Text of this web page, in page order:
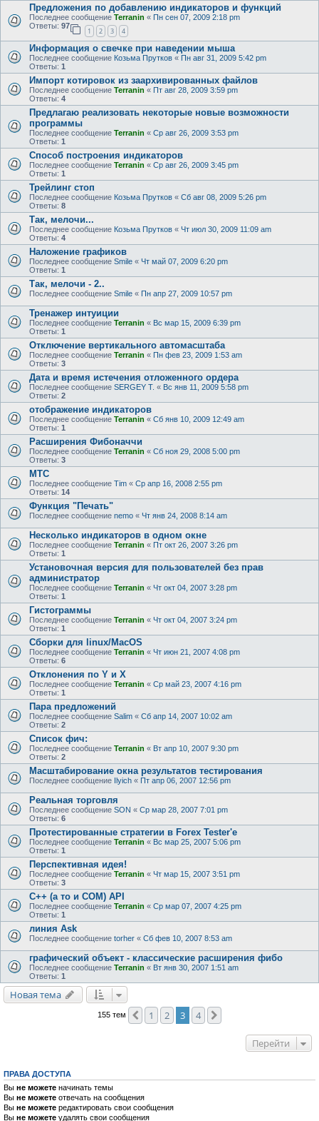
Предложения по добавлению индикаторов и функций
Последнее сообщение Terranin « Пн сен 07, 2009 2:18 pm
Ответы: 97
1 2 3 4
Информация о свечке при наведении мыша
Последнее сообщение Козьма Прутков « Пн авг 31, 2009 5:42 pm
Ответы: 1
Импорт котировок из заархивированных файлов
Последнее сообщение Terranin « Пт авг 28, 2009 3:59 pm
Ответы: 4
Предлагаю реализовать некоторые новые возможности
программы
Последнее сообщение Terranin « Ср авг 26, 2009 3:53 pm
Ответы: 1
Способ построения индикаторов
Последнее сообщение Terranin « Ср авг 26, 2009 3:45 pm
Ответы: 1
Трейлинг стоп
Последнее сообщение Козьма Прутков « Сб авг 08, 2009 5:26 pm
Ответы: 8
Так, мелочи...
Последнее сообщение Козьма Прутков « Чт июл 30, 2009 11:09 am
Ответы: 4
Наложение графиков
Последнее сообщение Smile « Чт май 07, 2009 6:20 pm
Ответы: 1
Так, мелочи - 2..
Последнее сообщение Smile « Пн апр 27, 2009 10:57 pm
Тренажер интуиции
Последнее сообщение Terranin « Вс мар 15, 2009 6:39 pm
Ответы: 1
Отключение вертикального автомасштаба
Последнее сообщение Terranin « Пн фев 23, 2009 1:53 am
Ответы: 3
Дата и время истечения отложенного ордера
Последнее сообщение SERGEY T. « Вс янв 11, 2009 5:58 pm
Ответы: 2
отображение индикаторов
Последнее сообщение Terranin « Сб янв 10, 2009 12:49 am
Ответы: 1
Расширения Фибоначчи
Последнее сообщение Terranin « Сб ноя 29, 2008 5:00 pm
Ответы: 3
МТС
Последнее сообщение Tim « Ср апр 16, 2008 2:55 pm
Ответы: 14
Функция "Печать"
Последнее сообщение nemo « Чт янв 24, 2008 8:14 am
Несколько индикаторов в одном окне
Последнее сообщение Terranin « Пт окт 26, 2007 3:26 pm
Ответы: 1
Установочная версия для пользователей без прав
администратор
Последнее сообщение Terranin « Чт окт 04, 2007 3:28 pm
Ответы: 1
Гистограммы
Последнее сообщение Terranin « Чт окт 04, 2007 3:24 pm
Ответы: 1
Сборки для linux/MacOS
Последнее сообщение Terranin « Чт июн 21, 2007 4:08 pm
Ответы: 6
Отклонения по Y и X
Последнее сообщение Terranin « Ср май 23, 2007 4:16 pm
Ответы: 1
Пара предложений
Последнее сообщение Salim « Сб апр 14, 2007 10:02 am
Ответы: 2
Список фич:
Последнее сообщение Terranin « Вт апр 10, 2007 9:30 pm
Ответы: 2
Масштабирование окна результатов тестирования
Последнее сообщение Ilyich « Пт апр 06, 2007 12:56 pm
Реальная торговля
Последнее сообщение SON « Ср мар 28, 2007 7:01 pm
Ответы: 6
Протестированные стратегии в Forex Tester'e
Последнее сообщение Terranin « Вс мар 25, 2007 5:06 pm
Ответы: 1
Перспективная идея!
Последнее сообщение Terranin « Чт мар 15, 2007 3:51 pm
Ответы: 3
С++ (а то и COM) API
Последнее сообщение Terranin « Ср мар 07, 2007 4:25 pm
Ответы: 1
линия Ask
Последнее сообщение torher « Сб фев 10, 2007 8:53 am
графический объект - классические расширения фибо
Последнее сообщение Terranin « Вт янв 30, 2007 1:51 am
Ответы: 1
Новая тема
155 тем Пред.
1 2 3 4
Перейти
ПРАВА ДОСТУПА
Вы не можете начинать темы
Вы не можете отвечать на сообщения
Вы не можете редактировать свои сообщения
Вы не можете удалять свои сообщения